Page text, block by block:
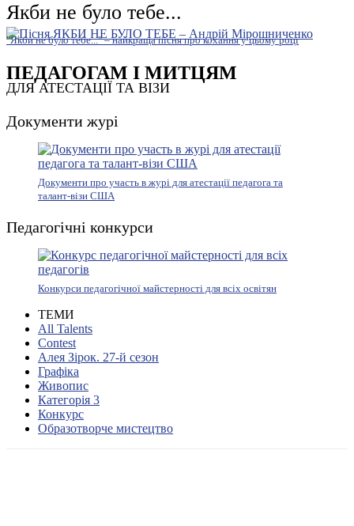
Якби не було тебе...
"Якби не було тебе..." – найкраща пісня про кохання у цьому році
ПЕДАГОГАМ І МИТЦЯМ
ДЛЯ АТЕСТАЦІЇ ТА ВІЗИ
Документи журі
Документи про участь в журі для атестації педагога та
талант-візи США
Педагогічні конкурси
Конкурси педагогічної майстерності для всіх освітян
ТЕМИ
All Talents
Contest
Алея Зірок. 27-й сезон
Графіка
Живопис
Категорія 3
Конкурс
Образотворче мистецтво